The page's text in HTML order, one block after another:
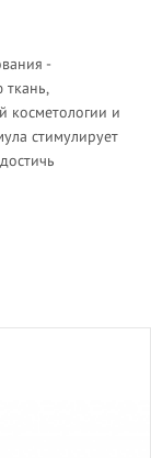
-
косметологии и
стимулирует